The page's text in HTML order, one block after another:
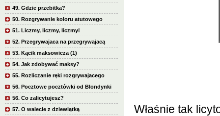
49. Gdzie przebitka?
50. Rozgrywanie koloru atutowego
51. Liczmy, liczmy, liczmy!
52. Przegrywajaca na przegrywajacą
53. Kącik maksowicza (1)
54. Jak zdobywać maksy?
55. Rozliczanie ręki rozgrywajacego
56. Pocztowe pocztówki od Blondynki
56. Co zalicytujesz?
57. O walecie z dziewiątką
Właśnie tak